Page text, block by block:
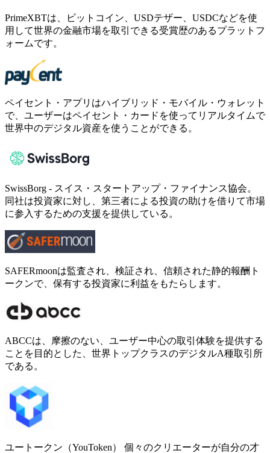
PrimeXBTは、ビットコイン、USDテザー、USDCなどを使
用して世界の金融市場を取引できる受賞歴のあるプラットフ
ォームです。
ペイセント・アプリはハイブリッド・モバイル・ウォレット
で、ユーザーはペイセント・カードを使ってリアルタイムで
世界中のデジタル資産を使うことができる。
SwissBorg - スイス・スタートアップ・ファイナンス協会。
同社は投資家に対し、第三者による投資の助けを借りて市場
に参入するための支援を提供している。
SAFERmoonは監査され、検証され、信頼された静的報酬ト
ークンで、保有する投資家に利益をもたらします。
ABCCは、摩擦のない、ユーザー中心の取引体験を提供する
ことを目的とした、世界トップクラスのデジタルА種取引所
である。
ユートークン（YouToken） 個々のクリエーターが自分の才